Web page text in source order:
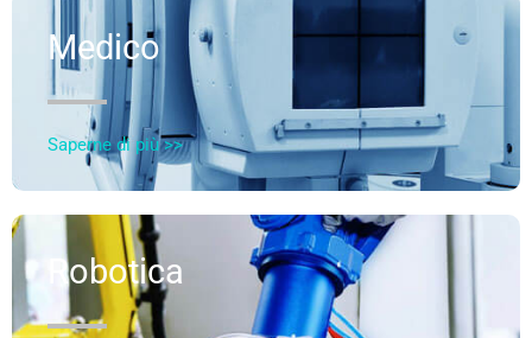
Medico
Saperne di più >>
Robotica